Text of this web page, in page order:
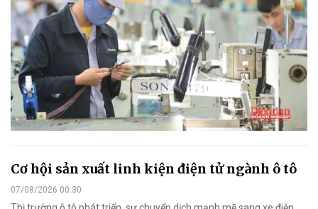
Cơ hội sản xuất linh kiện điện tử ngành ô tô
07/08/2026 00:30